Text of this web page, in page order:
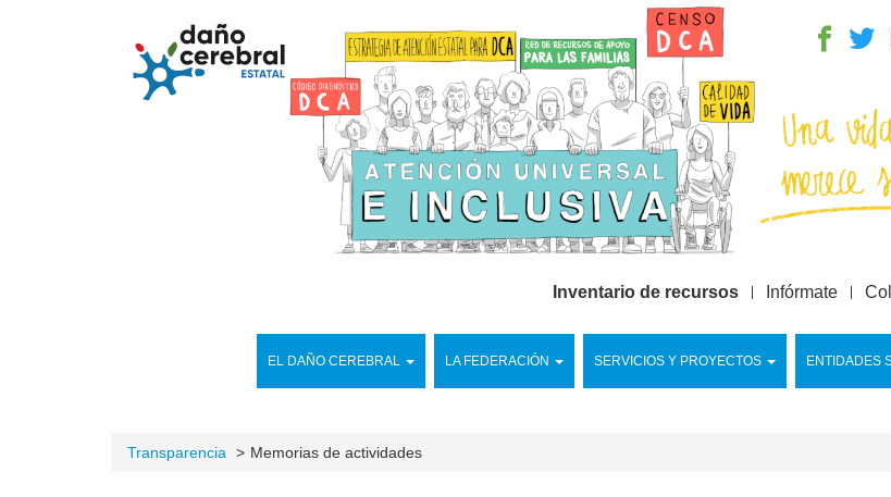
EL DAÑO CEREBRAL LA FEDERACIÓN SERVICIOS Y PROYECTOS ENTIDADES
Inventario de recursos Infórmate
Transparencia Memorias de actividades